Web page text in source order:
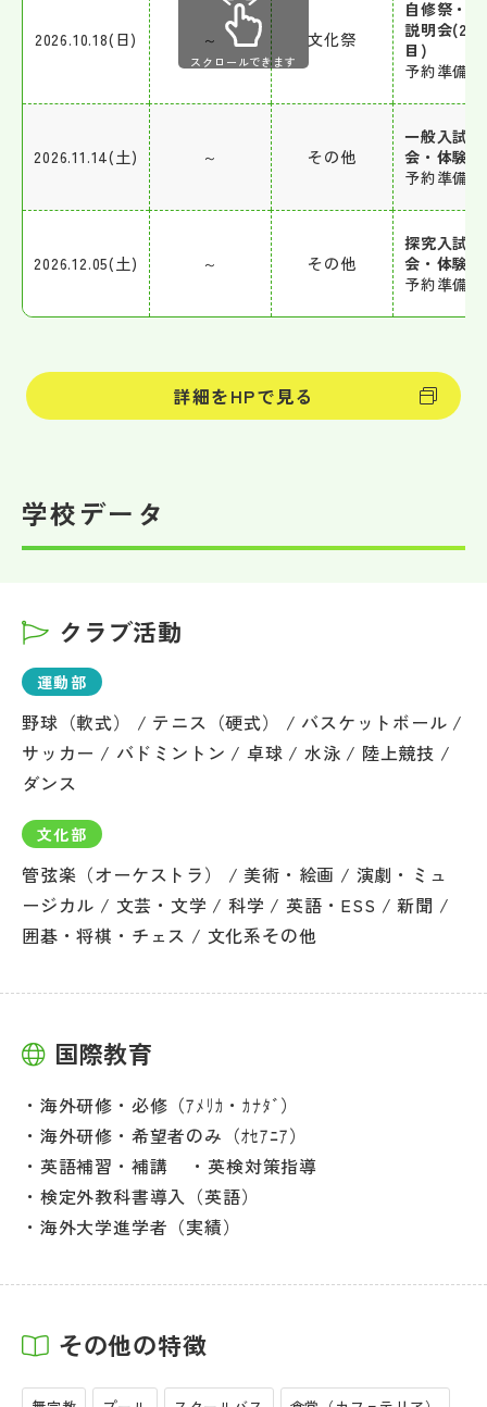
2026.10.18(日) ～ 文化祭
自修祭・
説明会(2日
目)
予約準備中
2026.11.14(土) ～ その他
一般入試
会・体験会
予約準備中
2026.12.05(土) ～ その他
探究入試
会・体験会
予約準備中
スクロールできます
詳細をHPで見る
学校データ
クラブ活動
運動部
野球（軟式） / テニス（硬式） / バスケットボール /
サッカー / バドミントン / 卓球 / 水泳 / 陸上競技 /
ダンス
文化部
管弦楽（オーケストラ） / 美術・絵画 / 演劇・ミュ
ージカル / 文芸・文学 / 科学 / 英語・ESS / 新聞 /
囲碁・将棋・チェス / 文化系その他
国際教育
海外研修・必修（ｱﾒﾘｶ・ｶﾅﾀﾞ）
海外研修・希望者のみ（ｵｾｱﾆｱ）
英語補習・補講
英検対策指導
検定外教科書導入（英語）
海外大学進学者（実績）
その他の特徴